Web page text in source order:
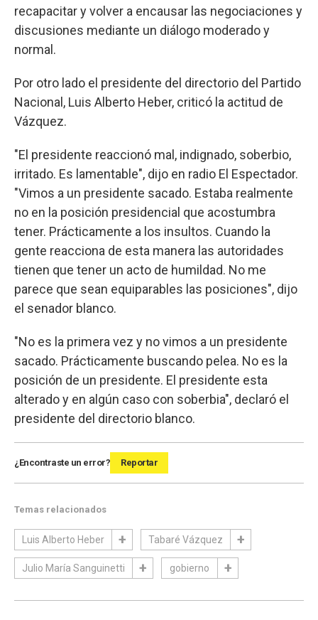
recapacitar y volver a encausar las negociaciones y
discusiones mediante un diálogo moderado y
normal.
Por otro lado el presidente del directorio del Partido
Nacional, Luis Alberto Heber, criticó la actitud de
Vázquez.
"El presidente reaccionó mal, indignado, soberbio,
irritado. Es lamentable", dijo en radio El Espectador.
"Vimos a un presidente sacado. Estaba realmente
no en la posición presidencial que acostumbra
tener. Prácticamente a los insultos. Cuando la
gente reacciona de esta manera las autoridades
tienen que tener un acto de humildad. No me
parece que sean equiparables las posiciones", dijo
el senador blanco.
"No es la primera vez y no vimos a un presidente
sacado. Prácticamente buscando pelea. No es la
posición de un presidente. El presidente esta
alterado y en algún caso con soberbia", declaró el
presidente del directorio blanco.
¿Encontraste un error? Reportar
Temas relacionados
Luis Alberto Heber Tabaré Vázquez
Julio María Sanguinetti gobierno